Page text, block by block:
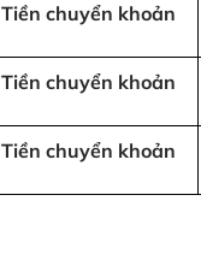
Tiền chuyển khoản
Tiền chuyển khoản
Tiền chuyển khoản